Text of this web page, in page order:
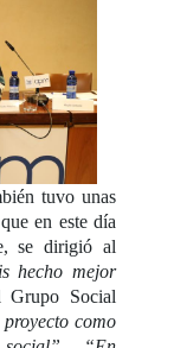
tuvo unas
en este día
se dirigió al
hecho mejor
Grupo Social
como